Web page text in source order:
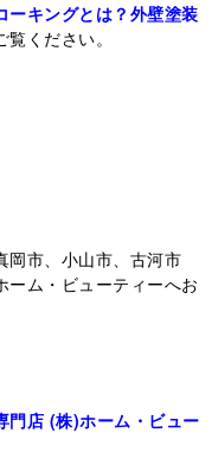
ーキングとは？外壁塗装
覧ください。
岡市、小山市、古河市
ーム・ビューティーへお
門店 (株)ホーム・ビュー